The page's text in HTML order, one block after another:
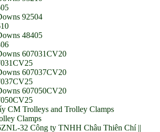
92504
48405
607031CV20
607037CV20
607050CV20
CM Trolleys and Trolley Clamps
Clamps
32 Công ty TNHH Châu Thiên Chí ||